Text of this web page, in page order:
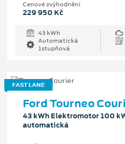
Cenové zvýhodnění
229 950 Kč
43 kWh
Automatická
1stupňová
FAST LANE
Ford Tourneo
43 kWh Elektromotor 100
automatická